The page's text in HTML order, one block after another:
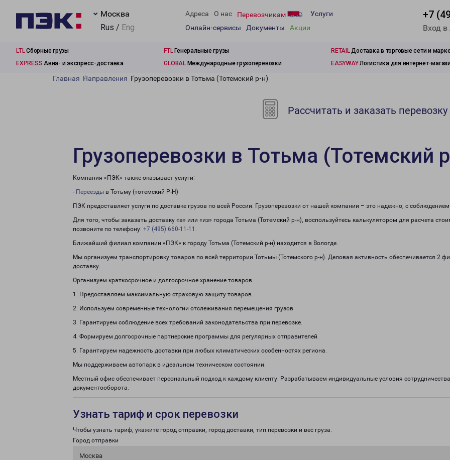
Москва
Rus / Eng
Адреса О нас Перевозчикам
Услуги
Онлайн-сервисы
Документы Акции
+7
Вход
LTLСборные грузы FTLГенеральные грузы RETAILДоставка в торговые сети и
EXPRESS Авиа- и экспресс-доставка GLOBALМеждународные грузоперевозки EASYWAYЛогистика для интернет-
Главная Направления Грузоперевозки в Тотьма (Тотемский р-н)
Рассчитать и заказать перевозку
Грузоперевозки в Тотьма (Тотемский
Компания «ПЭК» также оказывает услуги:
- Переезды в Тотьму (тотемский Р-Н)
ПЭК предоставляет услуги по доставке грузов по всей России. Грузоперевозки от нашей компании – это надежно, с
Для того, чтобы заказать доставку «в» или «из» города Тотьма (Тотемский р-н), воспользуйтесь калькулятором для расчета
позвоните по телефону: +7 (495) 660-11-11 .
Ближайший филиал компании «ПЭК» к городу Тотьма (Тотемский р-н) находится в Вологде.
Мы организуем транспортировку товаров по всей территории Тотьмы (Тотемского р-н). Деловая активность обеспечивается
доставку.
Организуем краткосрочное и долгосрочное хранение товаров.
1. Предоставляем максимальную страховую защиту товаров.
2. Используем современные технологии отслеживания перемещения грузов.
3. Гарантируем соблюдение всех требований законодательства при перевозке.
4. Формируем долгосрочные партнерские программы для регулярных отправителей.
5. Гарантируем надежность доставки при любых климатических особенностях региона.
Мы поддерживаем автопарк в идеальном техническом состоянии.
Местный офис обеспечивает персональный подход к каждому клиенту. Разрабатываем индивидуальные условия
документооборота.
Узнать тариф и срок перевозки
Чтобы узнать тариф, укажите город отправки, город доставки, тип перевозки и вес груза.
Город отправки
Москва